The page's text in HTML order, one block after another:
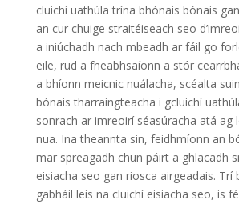
cluichí uathúla trína bhónais bónais
an cur chuige straitéiseach seo
a iniúchadh nach mbeadh ar fáil go
eile, rud a fheabhsaíonn a stór
a bhíonn meicnic nuálacha, scéalta
bónais tharraingteacha i gcluichí
sonrach ar imreoirí séasúracha atá ag
nua. Ina theannta sin, feidhmíonn an
mar spreagadh chun páirt a ghlacadh
eisiacha seo gan riosca airgeadais. Trí
gabháil leis na cluichí eisiacha seo, is